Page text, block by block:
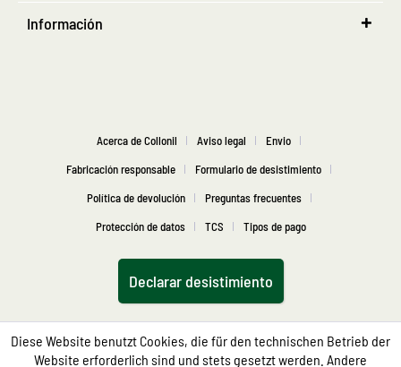
Información
Acerca de Collonil Aviso legal
Envio
Fabricación responsable
Formulario de desistimiento
Política de devolución
Preguntas frecuentes
Protección de datos
TCS Tipos de pago
Declarar desistimiento
Diese Website benutzt Cookies, die für den technischen Betrieb der
Website erforderlich sind und stets gesetzt werden. Andere